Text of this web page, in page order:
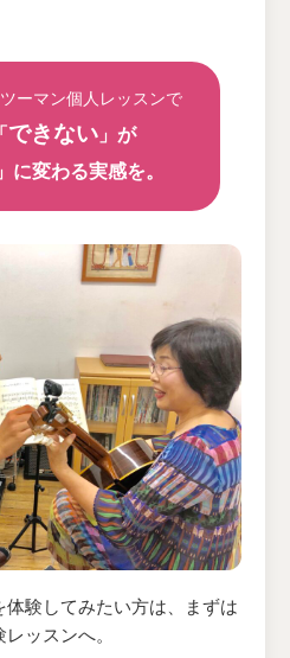
ーマン個人レッスンで
できない 」が
」に変わる実感を。
体験してみたい方は、まずは
ッスンへ。